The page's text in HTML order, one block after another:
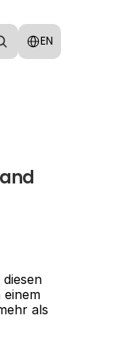
Select Language
EN
als